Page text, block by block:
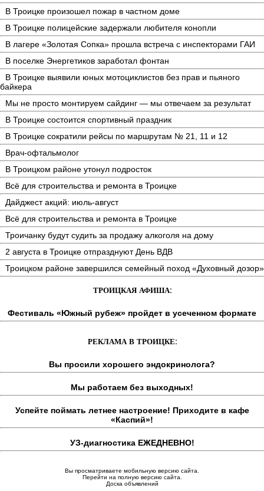
В Троицке произошел пожар в частном доме
В Троицке полицейские задержали любителя конопли
В лагере «Золотая Сопка» прошла встреча с инспекторами ГАИ
В поселке Энергетиков заработал фонтан
В Троицке выявили юных мотоциклистов без прав и пьяного
байкера
Мы не просто монтируем сайдинг — мы отвечаем за результат
В Троицке состоится спортивный праздник
В Троицке сократили рейсы по маршрутам № 21, 11 и 12
Врач-офтальмолог
В Троицком районе утонул подросток
Всё для строительства и ремонта в Троицке
Дайджест акций: июль-август
Всё для строительства и ремонта в Троицке
Троичанку будут судить за продажу алкоголя на дому
2 августа в Троицке отпразднуют День ВДВ
Троицком районе завершился семейный поход «Духовный дозор»
ТРОИЦКАЯ АФИША:
Фестиваль «Южный рубеж» пройдет в усеченном формате
РЕКЛАМА В ТРОИЦКЕ:
Вы просили хорошего эндокринолога?
Мы работаем без выходных!
Успейте поймать летнее настроение! Приходите в кафе
«Каспий»!
УЗ-диагностика ЕЖЕДНЕВНО!
Вы просматриваете мобильную версию сайта.
Перейти на полную версию сайта.
Доска объявлений